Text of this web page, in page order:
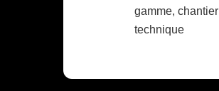
gamme, chantier
technique